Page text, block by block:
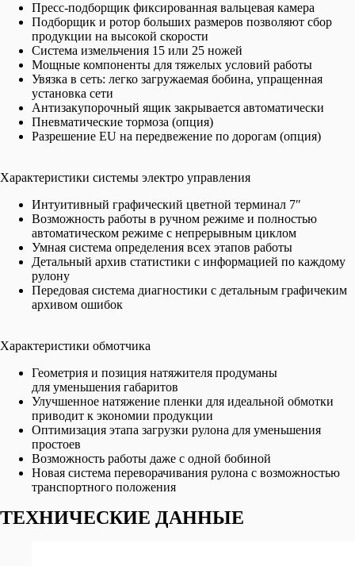
Пресс-подборщик фиксированная вальцевая камера
Подборщик и ротор больших размеров позволяют сбор
продукции на высокой скорости
Система измельчения 15 или 25 ножей
Мощные компоненты для тяжелых условий работы
Увязка в сеть: легко загружаемая бобина, упращенная
установка сети
Антизакупорочный ящик закрывается автоматически
Пневматические тормоза (опция)
Разрешение EU на передвежение по дорогам (опция)
Характеристики системы электро управления
Интуитивный графический цветной терминал 7″
Возможность работы в ручном режиме и полностью
автоматическом режиме с непрерывным циклом
Умная система определения всех этапов работы
Детальный архив статистики с информацией по каждому
рулону
Передовая система диагностики с детальным графичеким
архивом ошибок
Характеристики обмотчика
Геометрия и позиция натяжителя продуманы
для уменьшения габаритов
Улучшенное натяжение пленки для идеальной обмотки
приводит к экономии продукции
Оптимизация этапа загрузки рулона для уменьшения
простоев
Возможность работы даже с одной бобиной
Новая система переворачивания рулона с возможностью
транспортного положения
ТЕХНИЧЕСКИЕ ДАННЫЕ